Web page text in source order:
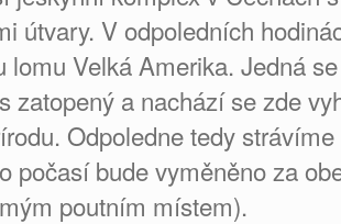
útvary. V odpoledních
lomu Velká Amerika. Jedná
zatopený a nachází se zde
Odpoledne tedy
počasí bude vyměněno za
poutním místem).